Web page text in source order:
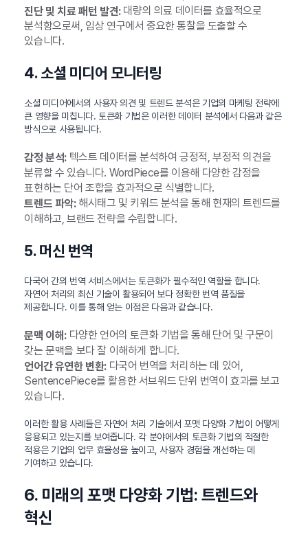
진단 및 치료 패턴 발견:대량의 의료 데이터를 효율적으로
분석함으로써, 임상 연구에서 중요한 통찰을 도출할 수
있습니다.
4. 소셜 미디어 모니터링
소셜 미디어에서의 사용자 의견 및 트렌드 분석은 기업의 마케팅 전략에
큰 영향을 미칩니다. 토큰화 기법은 이러한 데이터 분석에서 다음과 같은
방식으로 사용됩니다.
감정 분석:텍스트 데이터를 분석하여 긍정적, 부정적 의견을
분류할 수 있습니다. WordPiece를 이용해 다양한 감정을
표현하는 단어 조합을 효과적으로 식별합니다.
트렌드 파악:해시태그 및 키워드 분석을 통해 현재의 트렌드를
이해하고, 브랜드 전략을 수립합니다.
5. 머신 번역
다국어 간의 번역 서비스에서는 토큰화가 필수적인 역할을 합니다.
자연어 처리의 최신 기술이 활용되어 보다 정확한 번역 품질을
제공합니다. 이를 통해 얻는 이점은 다음과 같습니다.
문맥 이해:다양한 언어의 토큰화 기법을 통해 단어 및 구문이
갖는 문맥을 보다 잘 이해하게 합니다.
언어간 유연한 변환:다국어 번역을 처리하는 데 있어,
SentencePiece를 활용한 서브워드 단위 번역이 효과를 보고
있습니다.
이러한 활용 사례들은 자연어 처리 기술에서 포맷 다양화 기법이 어떻게
응용되고 있는지를 보여줍니다. 각 분야에서의 토큰화 기법의 적절한
적용은 기업의 업무 효율성을 높이고, 사용자 경험을 개선하는 데
기여하고 있습니다.
6. 미래의 포맷 다양화 기법: 트렌드와
혁신